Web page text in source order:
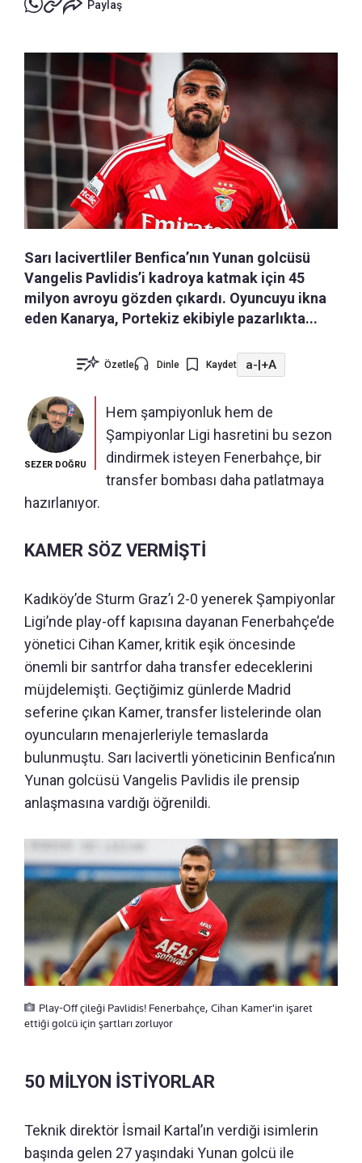
Paylaş
Sarı lacivertliler Benfica’nın Yunan golcüsü
Vangelis Pavlidis’i kadroya katmak için 45
milyon avroyu gözden çıkardı. Oyuncuyu ikna
eden Kanarya, Portekiz ekibiyle pazarlıkta...
Özetle Dinle Kaydet a-|+A
SEZER DOĞRU
Hem şampiyonluk hem de
Şampiyonlar Ligi hasretini bu sezon
dindirmek isteyen Fenerbahçe, bir
transfer bombası daha patlatmaya
hazırlanıyor.
KAMER SÖZ VERMİŞTİ
Kadıköy’de Sturm Graz’ı 2-0 yenerek Şampiyonlar
Ligi’nde play-off kapısına dayanan Fenerbahçe’de
yönetici Cihan Kamer, kritik eşik öncesinde
önemli bir santrfor daha transfer edeceklerini
müjdelemişti. Geçtiğimiz günlerde Madrid
seferine çıkan Kamer, transfer listelerinde olan
oyuncuların menajerleriyle temaslarda
bulunmuştu. Sarı lacivertli yöneticinin Benfica’nın
Yunan golcüsü Vangelis Pavlidis ile prensip
anlaşmasına vardığı öğrenildi.
Play-Off çileği Pavlidis! Fenerbahçe, Cihan Kamer'in işaret
ettiği golcü için şartları zorluyor
50 MİLYON İSTİYORLAR
Teknik direktör İsmail Kartal’ın verdiği isimlerin
başında gelen 27 yaşındaki Yunan golcü ile